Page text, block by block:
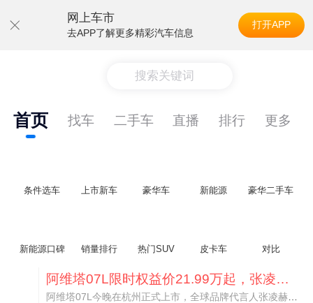
网上车市
去APP了解更多精彩汽车信息
打开APP
搜索关键词
首页 找车 二手车 直播 排行 更多
条件选车 上市新车 豪华车 新能源 豪华二手车
新能源口碑 销量排行 热门SUV 皮卡车 对比
阿维塔07L限时权益价21.99万起，张凌赫成首位车主
阿维塔07L今晚在杭州正式上市，全球品牌代言人张凌赫现场提车，成为这台车的第一位主人。三个版本：Elite纯电版22.99万，Max+后驱纯电版24.99万，Ultra三电机四驱版27.99万。